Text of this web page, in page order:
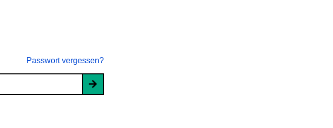
Passwort vergessen?